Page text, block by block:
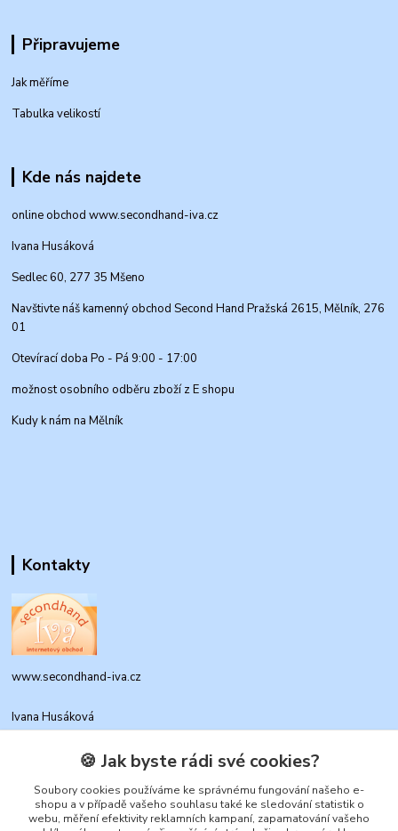
Připravujeme
Jak měříme
Tabulka velikostí
Kde nás najdete
online obchod www.secondhand-iva.cz
Ivana Husáková
Sedlec 60, 277 35 Mšeno
Navštivte náš kamenný obchod Second Hand Pražská 2615, Mělník, 276
01
Otevírací doba Po - Pá 9:00 - 17:00
možnost osobního odběru zboží z E shopu
Kudy k nám na Mělník
Kontakty
www.secondhand-iva.cz
Ivana Husáková
+420 315 695 684
(Po-Pá, 9-17 hod.)
info@secondhand-iva.cz
🍪 Jak byste rádi své cookies?
Soubory cookies používáme ke správnému fungování našeho e-
shopu a v případě vašeho souhlasu také ke sledování statistik o
webu, měření efektivity reklamních kampaní, zapamatování vašeho